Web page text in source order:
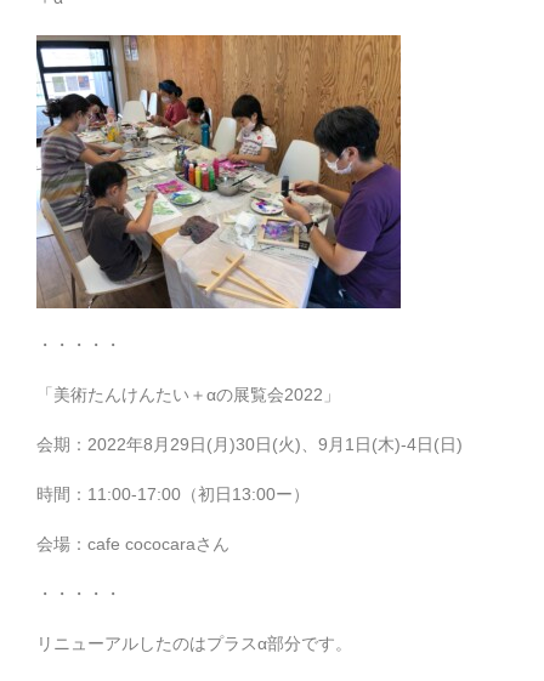
・・・・・
「美術たんけんたい＋αの展覧会2022」
会期：2022年8月29日(月)30日(火)、9月1日(木)-4日(日)
時間：11:00-17:00（初日13:00ー）
会場：cafe cococaraさん
・・・・・
リニューアルしたのはプラスα部分です。